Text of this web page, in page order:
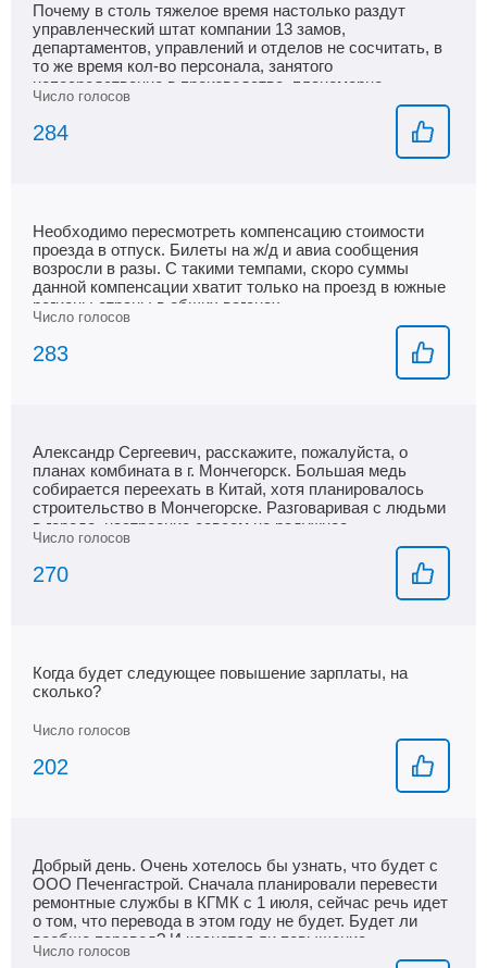
Почему в столь тяжелое время настолько раздут
управленческий штат компании 13 замов,
департаментов, управлений и отделов не сосчитать, в
то же время кол-во персонала, занятого
непосредственно в производстве, планомерно
ежегодно сокращается или по крайней мере не
увеличивается.
284
Необходимо пересмотреть компенсацию стоимости
проезда в отпуск. Билеты на ж/д и авиа сообщения
возросли в разы. С такими темпами, скоро суммы
данной компенсации хватит только на проезд в южные
регионы страны в общих вагонах.
283
Александр Сергеевич, расскажите, пожалуйста, о
планах комбината в г. Мончегорск. Большая медь
собирается переехать в Китай, хотя планировалось
строительство в Мончегорске. Разговаривая с людьми
в городе, настроение совсем не радужное.
Пессимистический настрой очень чувствуется.
Желающих устроиться на предприятие тоже совсем
мало. Чего ждать мончегорцам? Спасибо.
270
Когда будет следующее повышение зарплаты, на
сколько?
202
Добрый день. Очень хотелось бы узнать, что будет с
ООО Печенгастрой. Сначала планировали перевести
ремонтные службы в КГМК с 1 июля, сейчас речь идет
о том, что перевода в этом году не будет. Будет ли
вообще перевод? И коснется ли повышение
заработной платы работников ПС? Спасибо.